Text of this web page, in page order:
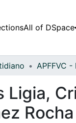
All of DSpace
Ligia,
Rocha